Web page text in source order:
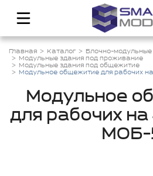
Главная Каталог
Блочно-модульные
Модульные здания под проживание
Модульные здания под общежитие
Модульное общежитие для рабочих
Модульное
для рабочих на
МОБ-